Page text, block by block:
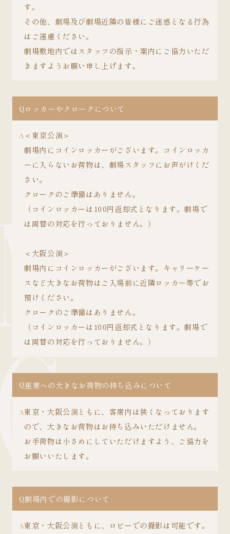
す。
その他、劇場及び劇場近隣の皆様にご迷惑となる行為
はご遠慮ください。
劇場敷地内ではスタッフの指示・案内にご協力いただ
きますようお願い申し上げます。
Qロッカーやクロークについて
A ＜東京公演＞
劇場内にコインロッカーがございます。コインロッカ
ーに入らないお荷物は、劇場スタッフにお声がけくだ
さい。
クロークのご準備はありません。
（コインロッカーは100円返却式となります。劇場で
は両替の対応を行っておりません。）
＜大阪公演＞
劇場内にコインロッカーがございます。キャリーケー
スなど大きなお荷物はご入場前に近隣ロッカー等でお
預けください。
クロークのご準備はありません。
（コインロッカーは100円返却式となります。劇場で
は両替の対応を行っておりません。）
Q座席への大きなお荷物の持ち込みについて
A東京・大阪公演ともに、客席内は狭くなっております
ので、大きなお荷物はお持ち込みいただけません。
お手荷物は小さめにしていただけますよう、ご協力を
お願いいたします。
Q劇場内での撮影について
A東京・大阪公演ともに、ロビーでの撮影は可能です。